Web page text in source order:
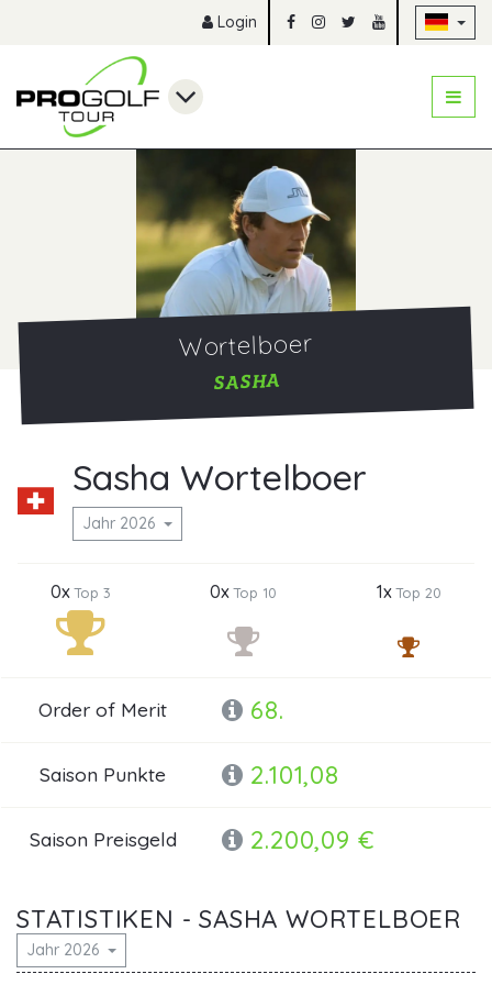
Login
Wortelboer
SASHA
Sasha Wortelboer
Jahr 2026
0xTop 3 0xTop 10 1xTop 20
Order of Merit 68.
Saison Punkte 2.101,08
Saison Preisgeld 2.200,09 €
STATISTIKEN - SASHA WORTELBOER
Jahr 2026